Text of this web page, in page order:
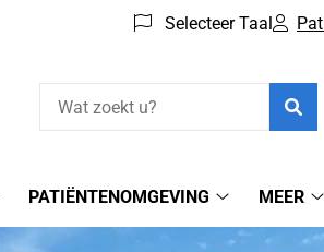
Selecteer Taal
submenu
PATIËNTENOMGEVING
submenu
MEER